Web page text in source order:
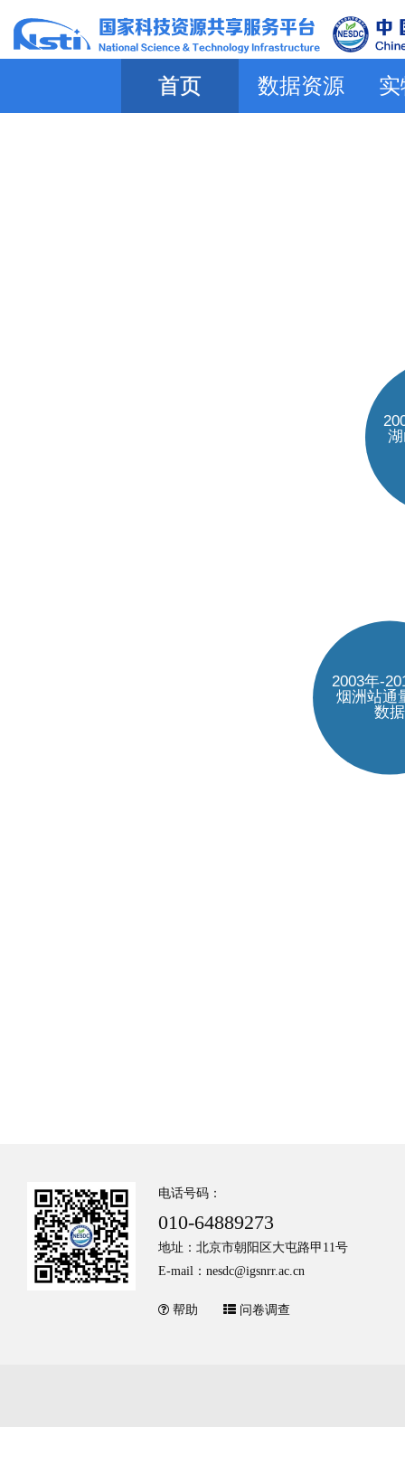
首页 数据资源
电话号码：
010-64889273
地址：北京市朝阳区大屯路甲11号
E-mail：nesdc@igsnrr.ac.cn
帮助 问卷调查